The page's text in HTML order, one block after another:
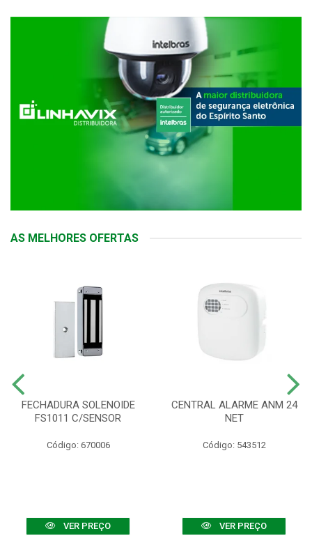
AS MELHORES OFERTAS
FECHADURA SOLENOIDE
FS1011 C/SENSOR
Código: 670006
VER PREÇO
CENTRAL ALARME ANM 24
NET
Código: 543512
VER PREÇO